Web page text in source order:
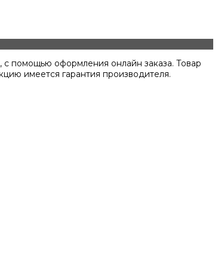
помощью оформления онлайн заказа. Товар
имеется гарантия производителя.